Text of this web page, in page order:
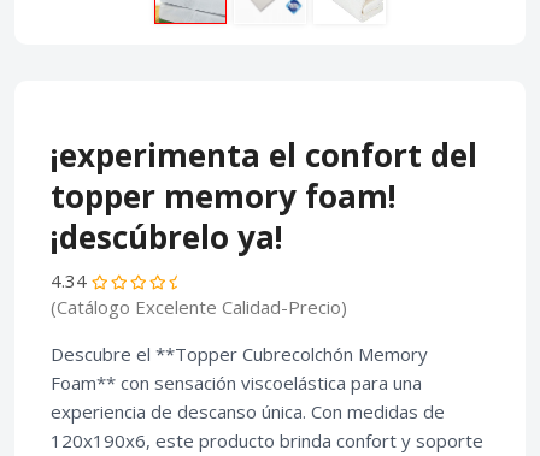
¡experimenta el confort del
topper memory foam!
¡descúbrelo ya!
4.34
(Catálogo Excelente Calidad-Precio)
Descubre el **Topper Cubrecolchón Memory
Foam** con sensación viscoelástica para una
experiencia de descanso única. Con medidas de
120x190x6, este producto brinda confort y soporte